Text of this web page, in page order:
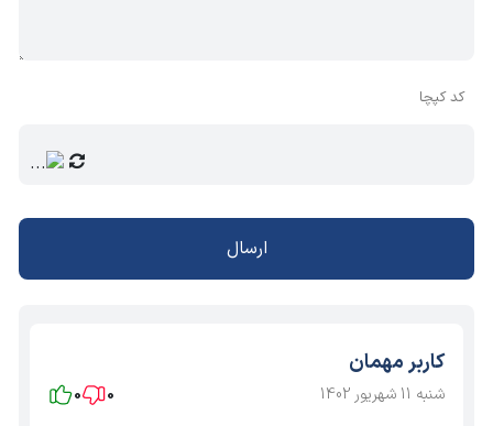
کد کپچا
ارسال
کاربر مهمان
شنبه 11 شهریور 1402 0
0